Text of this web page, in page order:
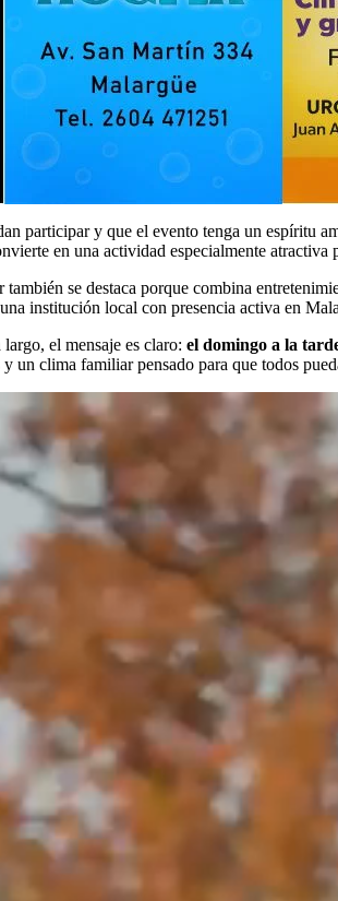
participar y que el evento tenga un espíritu
en una actividad especialmente
se destaca porque combina
institución local con presencia activa en
el mensaje es claro: el domingo a la
un clima familiar pensado para que todos